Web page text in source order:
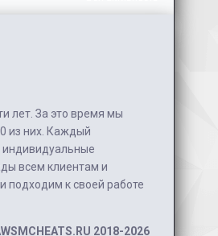
лет. За это время мы
из них. Каждый
индивидуальные
всем клиентам и
подходим к своей работе
2018-2026